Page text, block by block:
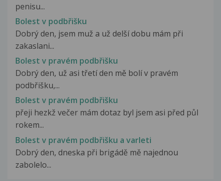
penisu...
Bolest v podbřišku
Dobrý den, jsem muž a už delší dobu mám při
zakaslani...
Bolest v pravém podbřišku
Dobrý den, už asi třetí den mě bolí v pravém
podbřišku,...
Bolest v pravém podbřišku
přeji hezkž večer mám dotaz byl jsem asi před půl
rokem...
Bolest v pravém podbřišku a varleti
Dobrý den, dneska při brigádě mě najednou
zabolelo...